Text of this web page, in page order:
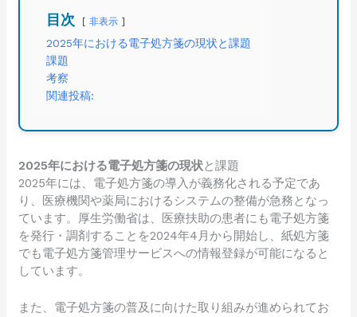
目次 非表示
2025年における電子処方箋の現状と課題
課題
考察
関連投稿:
2025年における電子処方箋の現状と課題
2025年には、電子処方箋の導入が義務化される予定であ
り、医療機関や薬局におけるシステムの整備が急務となっ
ています。厚生労働省は、医療扶助の患者にも電子処方箋
を発行・調剤することを2024年4月から開始し、紙処方箋
でも電子処方箋管理サービスへの情報登録が可能になると
しています。
また、電子処方箋の普及に向けた取り組みが進められてお